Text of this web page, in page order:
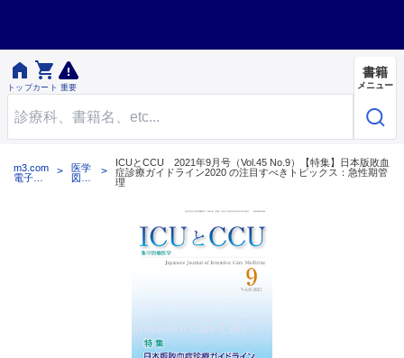

トップ

カート 重要
書籍
メニュー
m3.com
電子書
医学
図書
ICUとCCU 2021年9月号（Vol.45 No.9）【特集】日本版敗血
症診療ガイドライン2020 の注目すべきトピックス：急性期管
理